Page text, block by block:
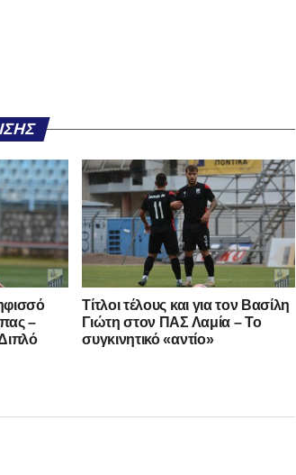
–
Τίτλοι τέλους και για τον Βασίλη
Γιώτη στον ΠΑΣ Λαμία – Το
συγκινητικό «αντίο»